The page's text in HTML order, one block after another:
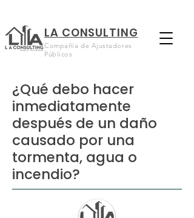
LA CONSULTING
Compañía de Ajustadores
Públicos
¿Qué debo hacer
inmediatamente
después de un daño
causado por una
tormenta, agua o
incendio?